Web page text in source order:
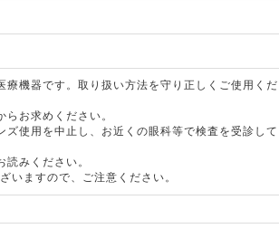
療機器です。取り扱い方法を守り正しくご使用くだ
お求めください。
ズ使用を中止し、お近くの眼科等で検査を受診して
みください。
いますので、ご注意ください。